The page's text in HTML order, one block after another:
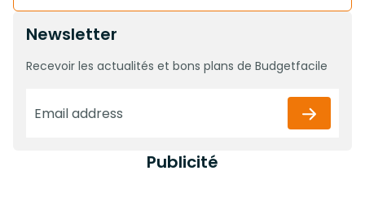
Newsletter
Recevoir les actualités et bons plans de Budgetfacile
Publicité